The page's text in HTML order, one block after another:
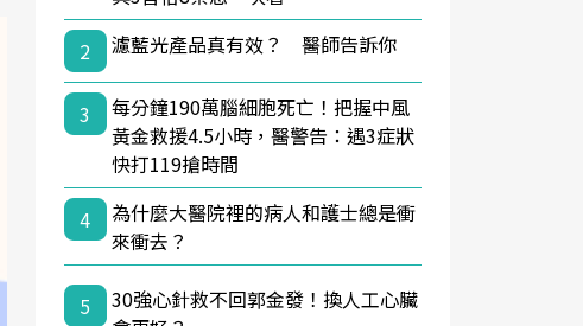
2
濾藍光產品真有效？ 醫師告訴你
3
每分鐘190萬腦細胞死亡！把握中風
黃金救援4.5小時，醫警告：遇3症狀
快打119搶時間
4
為什麼大醫院裡的病人和護士總是衝
來衝去？
5
30強心針救不回郭金發！換人工心臟